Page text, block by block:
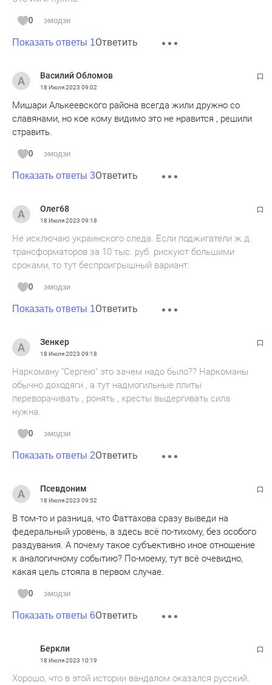
0 эмодзи
Показать ответы 1Ответить
Василий Обломов
18 Июля 2023 09:02
Мишари Алькеевского района всегда жили дружно со
славянами, но кое кому видимо это не нравится , решили
стравить.
0 эмодзи
Показать ответы 3Ответить
Олег68
18 Июля 2023 09:18
Не исключаю украинского следа. Если поджигатели ж.д.
трансформаторов за 10 тыс. руб. рискуют большими
сроками, то тут беспроигрышный вариант.
0 эмодзи
Показать ответы 1Ответить
Зенкер
18 Июля 2023 09:18
Наркоману "Сергею" это зачем надо было?? Наркоманы
обычно доходяги , а тут надмогильные плиты
переворачивать , ронять , кресты выдергивать сила
нужна.
0 эмодзи
Показать ответы 2Ответить
Псевдоним
18 Июля 2023 09:52
В том-то и разница, что Фаттахова сразу выведи на
федеральный уровень, а здесь всё по-тихому, без особого
раздувания. А почему такое субъективно иное отношение
к аналогичному событию? По-моему, тут всё очевидно,
какая цель стояла в первом случае.
0 эмодзи
Показать ответы 6Ответить
Беркли
18 Июля 2023 10:19
Хорошо, что в этой истории вандалом оказался русский.